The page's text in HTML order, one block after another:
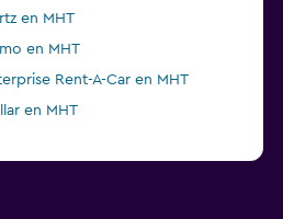
en MHT
en MHT
Rent-A-Car en MHT
en MHT